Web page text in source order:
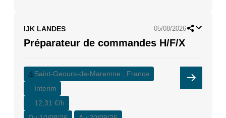
IJK LANDES 05/08/2026
Préparateur de commandes H/F/X
Saint-Geours-de-Maremne , France
Interim
12,31 €/h